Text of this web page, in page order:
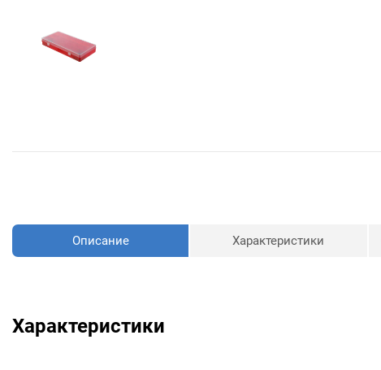
Описание Характеристики
Характеристики